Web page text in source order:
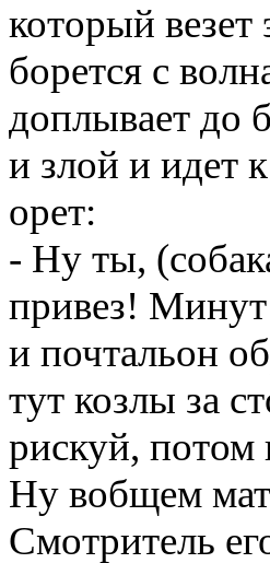
который
борется с
доплывает до
и злой и идет
орет:
- Ну ты,
привез! Минут
и почтальон
тут козлы за
рискуй,
Ну вобщем
Смотритель